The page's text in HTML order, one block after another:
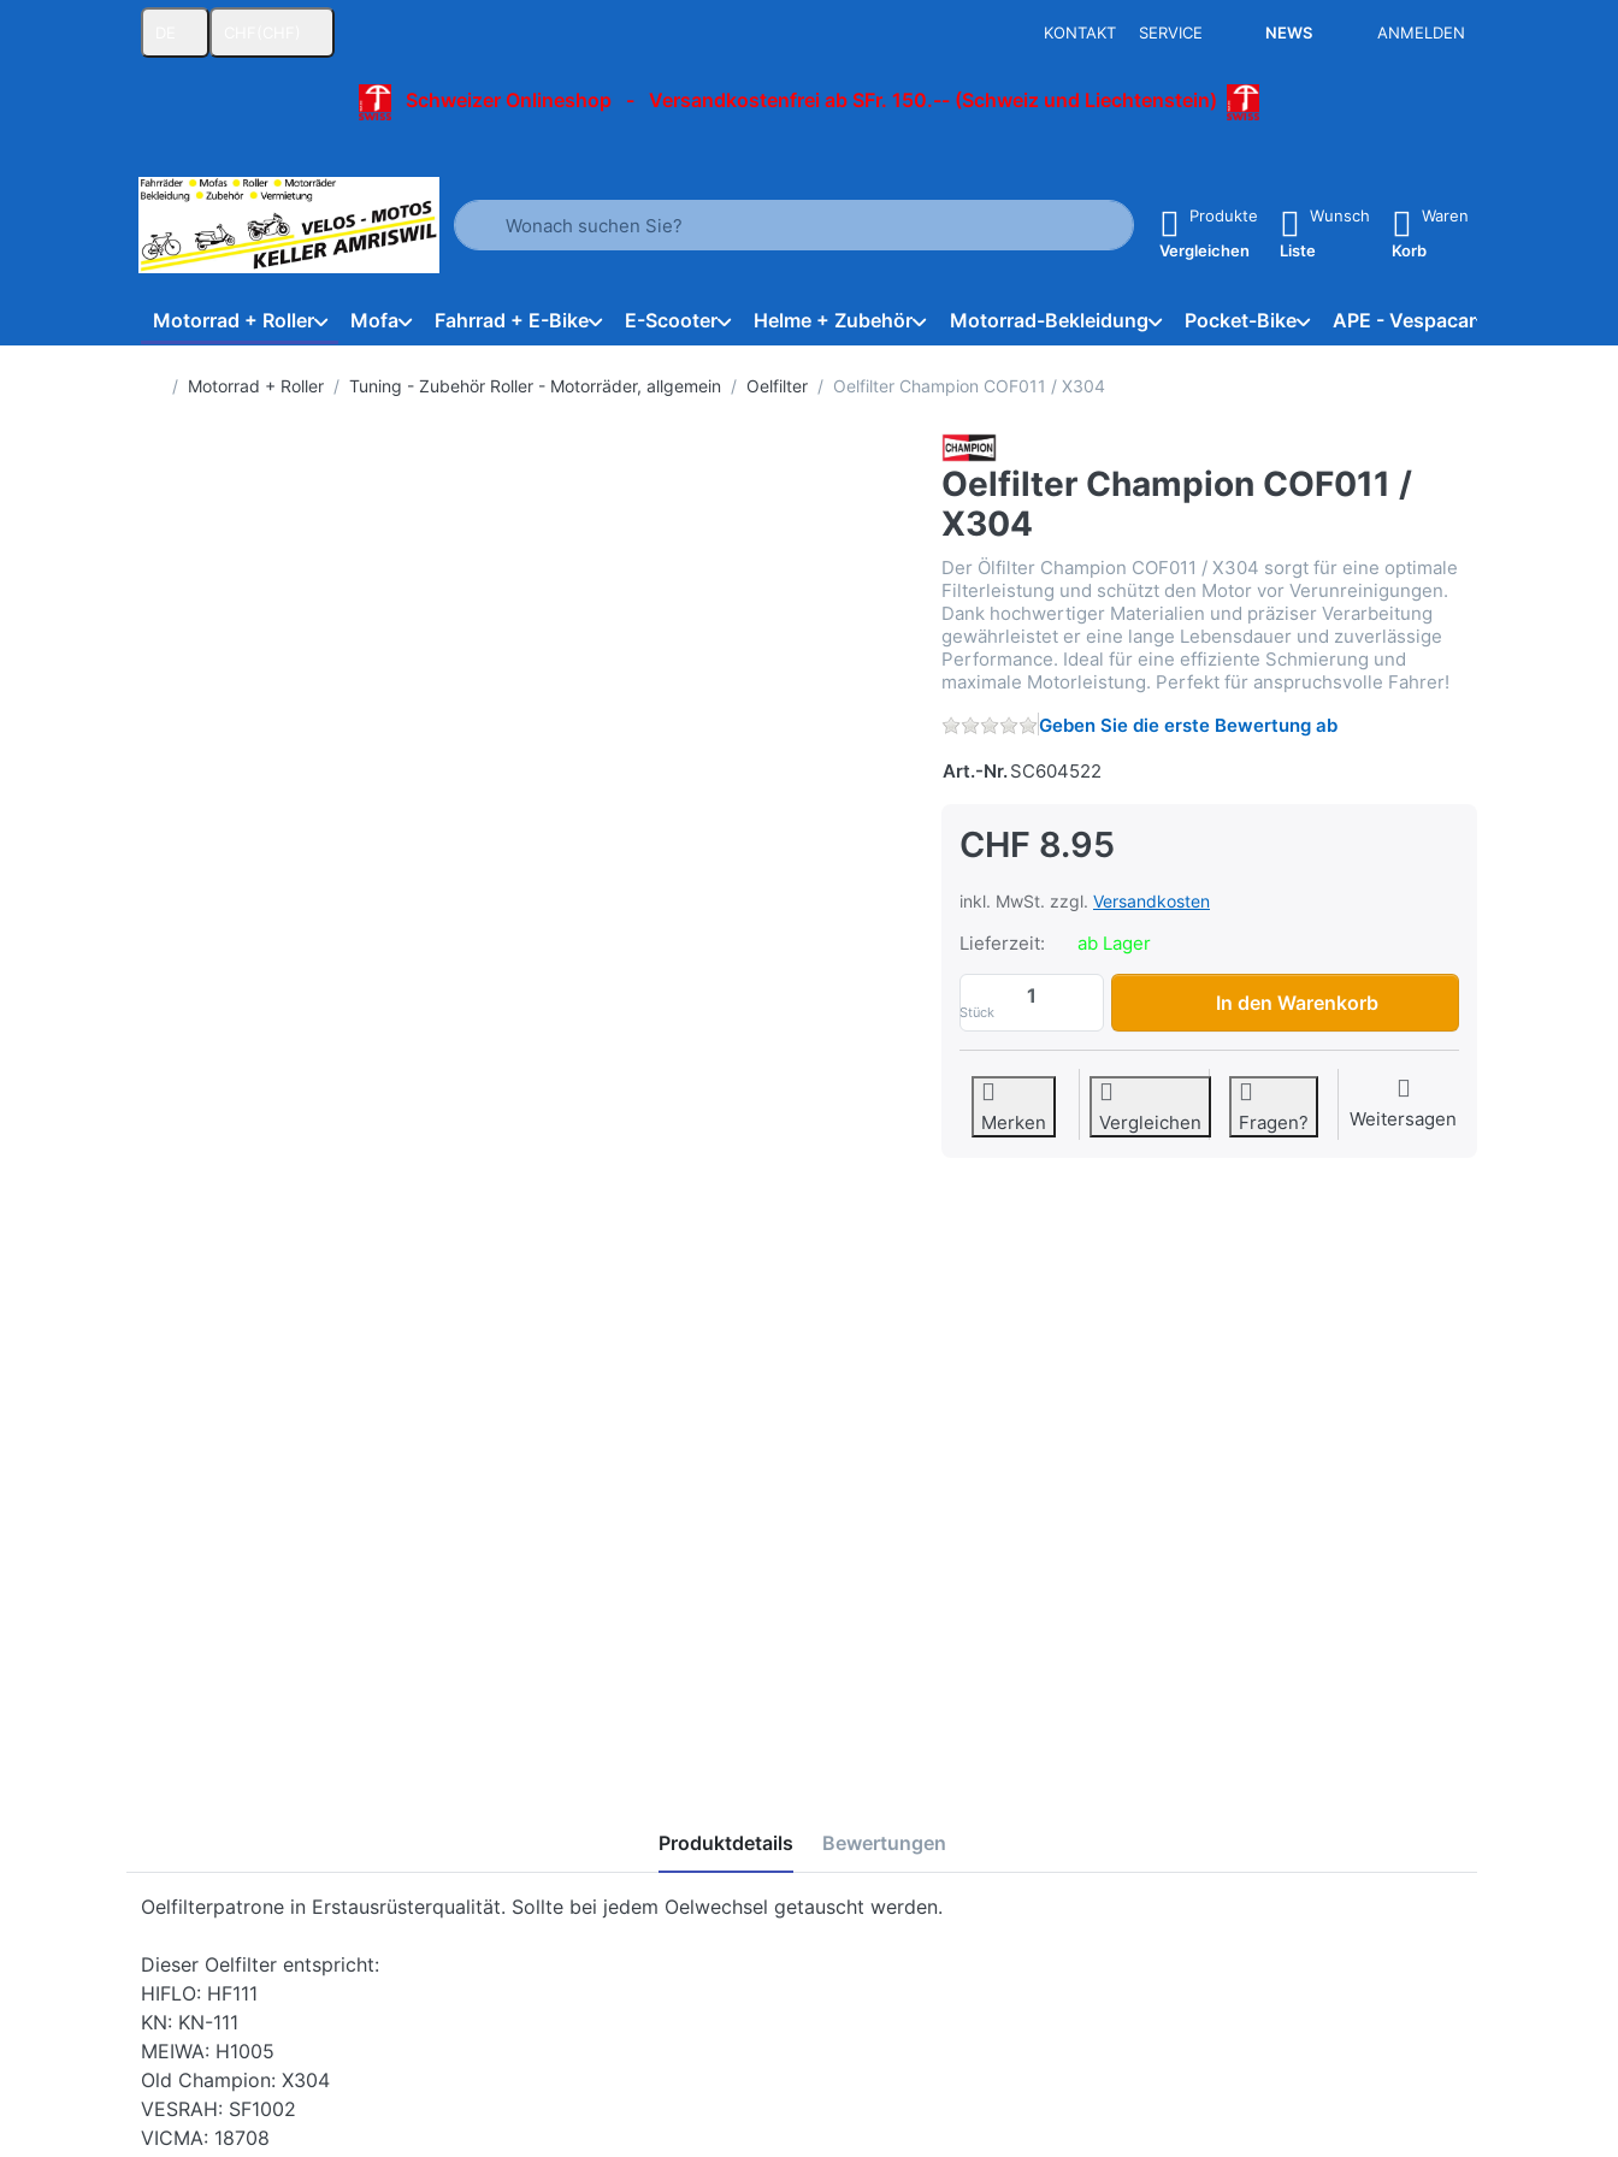
KONTAKT SERVICE NEWS ANMELDEN
Schweizer Onlineshop - Versandkostenfrei ab SFr. 150.-- (Schweiz und Liechtenstein)
Geben Sie einen Suchbegriff ein. Während Sie tippen, erscheinen automatisch erste Ergebnisse. Drücken Sie die Eingabetaste, um alle
Produkte
Vergleichen
Wunsch
Liste
Waren
Korb
Motorrad + Roller Mofa Fahrrad + E-Bike E-Scooter Helme + Zubehör Motorrad-Bekleidung Pocket-Bike APE - Vespacar
Startseite
Motorrad + Roller Tuning - Zubehör Roller - Motorräder, allgemein Oelfilter Oelfilter Champion COF011 / X304
Oelfilter Champion COF011 /
X304
Der Ölfilter Champion COF011 / X304 sorgt für eine optimale
Filterleistung und schützt den Motor vor Verunreinigungen.
Dank hochwertiger Materialien und präziser Verarbeitung
gewährleistet er eine lange Lebensdauer und zuverlässige
Performance. Ideal für eine effiziente Schmierung und
maximale Motorleistung. Perfekt für anspruchsvolle Fahrer!
Geben Sie die erste Bewertung ab
Art.-Nr.SC604522
CHF 8.95
inkl. MwSt. zzgl. Versandkosten
Lieferzeit: ab Lager
Stück
Oelfilter Champion COF011 / X304 zu CHF 8.95, Menge 1.
In den Warenkorb
Merken Vergleichen Fragen? Weitersagen
Produktdetails Bewertungen
Oelfilterpatrone in Erstausrüsterqualität. Sollte bei jedem Oelwechsel getauscht werden.
Dieser Oelfilter entspricht:
HIFLO: HF111
KN: KN-111
MEIWA: H1005
Old Champion: X304
VESRAH: SF1002
VICMA: 18708